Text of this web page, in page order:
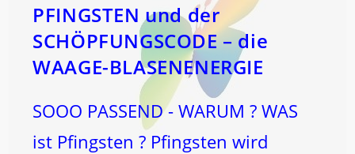
PFINGSTEN und der
SCHÖPFUNGSCODE – die
WAAGE-BLASENENERGIE
SOOO PASSEND - WARUM ? WAS
ist Pfingsten ? Pfingsten wird